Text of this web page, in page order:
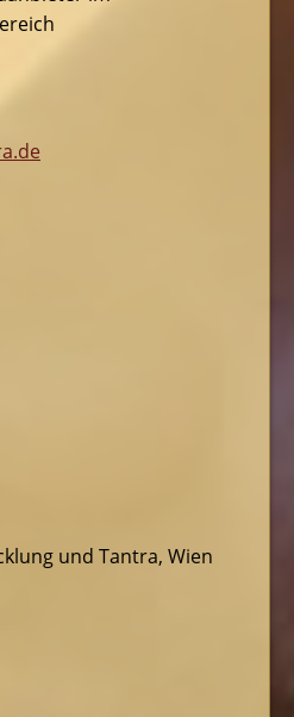
und Tantra, Wien